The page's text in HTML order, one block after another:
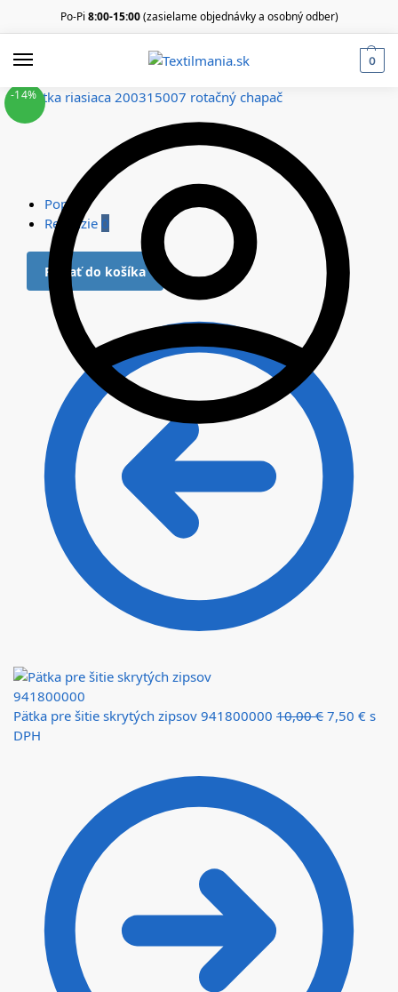
Po-Pi 8:00-15:00(zasielame objednávky a osobný odber)
0
Popis
Recenzie 0
Pridať do košíka
Pätka pre šitie skrytých zipsov 941800000 10,00€ 7,50 € s
DPH
-14%